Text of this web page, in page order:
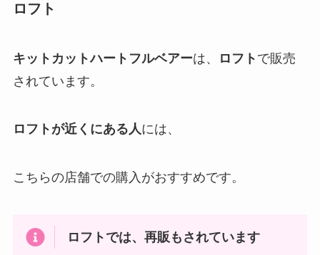
ロフト
キットカットハートフルベアーは、 ロフト で販売
されています。
ロフトが近くにある人には、
こちらの店舗での購入がおすすめです。
ロフトでは、再販もされています